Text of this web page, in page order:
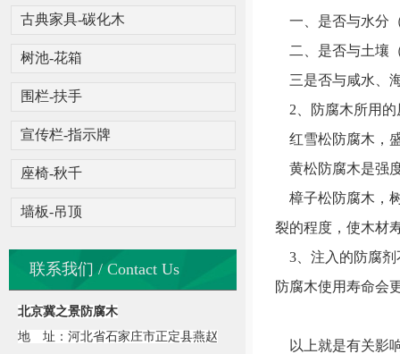
古典家具-碳化木
树池-花箱
围栏-扶手
宣传栏-指示牌
座椅-秋千
墙板-吊顶
联系我们 / Contact Us
北京冀之景防腐木
地 址：河北省石家庄市正定县燕赵
一、是否与水分
二、是否与土壤
三是否与咸水、
2、防腐木所用的
红雪松防腐木，
黄松防腐木是强
樟子松防腐木，
裂的程度，使木材
3、注入的防腐剂
防腐木使用寿命会
以上就是有关影